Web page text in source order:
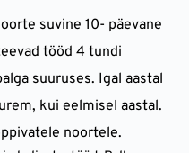
suvine 10- päevane
tööd 4 tundi
suuruses. Igal aastal
kui eelmisel aastal.
noortele.